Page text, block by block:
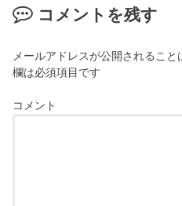
コメントを残す
メールアドレスが公開されること
欄は必須項目です
コメント